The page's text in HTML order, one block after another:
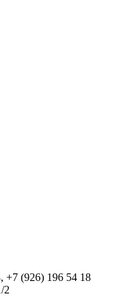
+7 (926) 196 54 18
2